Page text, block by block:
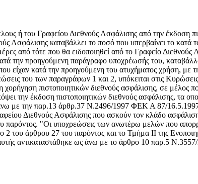
του Γραφείου Διεθνούς Ασφάλισης από την έκδοση
Ασφάλισης καταβάλλει το ποσό που υπερβαίνει το
από τότε που θα ειδοποιηθεί από το Γραφείο
την προηγούμενη παράγραφο υποχρέωσής του,
είχαν κατά την προηγούμενη του ατυχήματος χρήση, με
του των παραγράφων 1 και 2, υπόκειται στις
χορήγηση πιστοποιητικών διεθνούς ασφάλισης, σε
την έκδοση πιστοποιητικών διεθνούς ασφάλισης, τα
με την παρ.13 άρθρ.37 Ν.2496/1997 ΦΕΚ Α 87/16.5.1997
Διεθνούς Ασφάλισης που ασκούν τον κλάδο
παρόντος. "Οι υποχρεώσεις των ανωτέρω μελών που
2 του άρθρου 27 του παρόντος και το Τμήμα II της
αντικαταστάθηκε ως άνω με το άρθρο 10 παρ.5